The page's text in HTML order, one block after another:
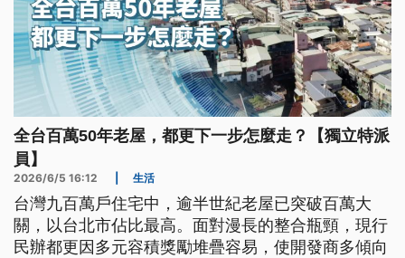
全台百萬50年老屋，都更下一步怎麼走？【獨立特派
員】
2026/6/5 16:12 生活
台灣九百萬戶住宅中，逾半世紀老屋已突破百萬大
關，以台北市佔比最高。面對漫長的整合瓶頸，現行
民辦都更因多元容積獎勵堆疊容易，使開發商多傾向